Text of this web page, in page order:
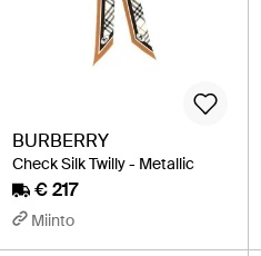
BURBERRY
Check Silk Twilly - Metallic
€ 217
Miinto